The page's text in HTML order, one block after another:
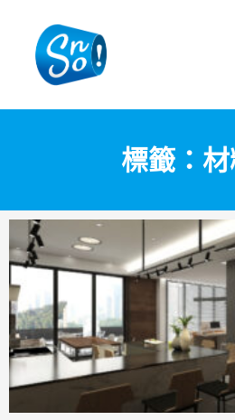
標籤：